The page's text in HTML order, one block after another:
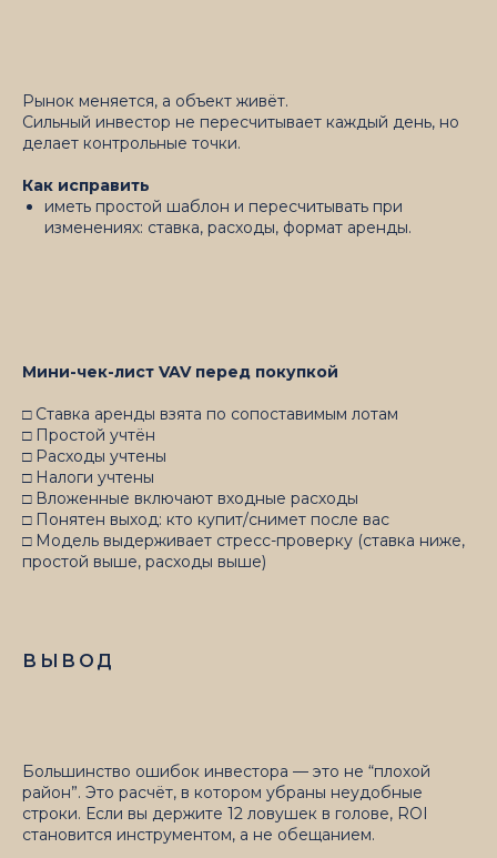
Рынок меняется, а объект живёт.
Сильный инвестор не пересчитывает каждый день, но
делает контрольные точки.
Как исправить
иметь простой шаблон и пересчитывать при
изменениях: ставка, расходы, формат аренды.
Мини-чек-лист VAV перед покупкой
□ Ставка аренды взята по сопоставимым лотам
□ Простой учтён
□ Расходы учтены
□ Налоги учтены
□ Вложенные включают входные расходы
□ Понятен выход: кто купит/снимет после вас
□ Модель выдерживает стресс-проверку (ставка ниже,
простой выше, расходы выше)
ВЫВОД
Большинство ошибок инвестора — это не “плохой
район”. Это расчёт, в котором убраны неудобные
строки. Если вы держите 12 ловушек в голове, ROI
становится инструментом, а не обещанием.